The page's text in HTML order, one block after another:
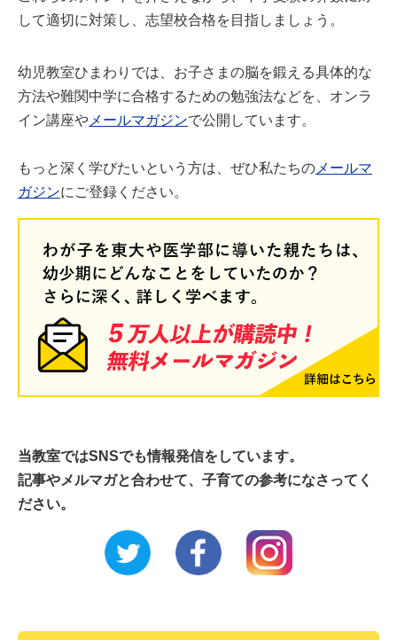
して適切に対策し、志望校合格を目指しましょう。
幼児教室ひまわりでは、お子さまの脳を鍛える具体的な
方法や難関中学に合格するための勉強法などを、オンラ
イン講座や メールマガジンで公開しています。
もっと深く学びたいという方は、ぜひ私たちの メールマ
ガジンにご登録ください。
当教室ではSNSでも情報発信をしています。
記事やメルマガと合わせて、子育ての参考になさってく
ださい。